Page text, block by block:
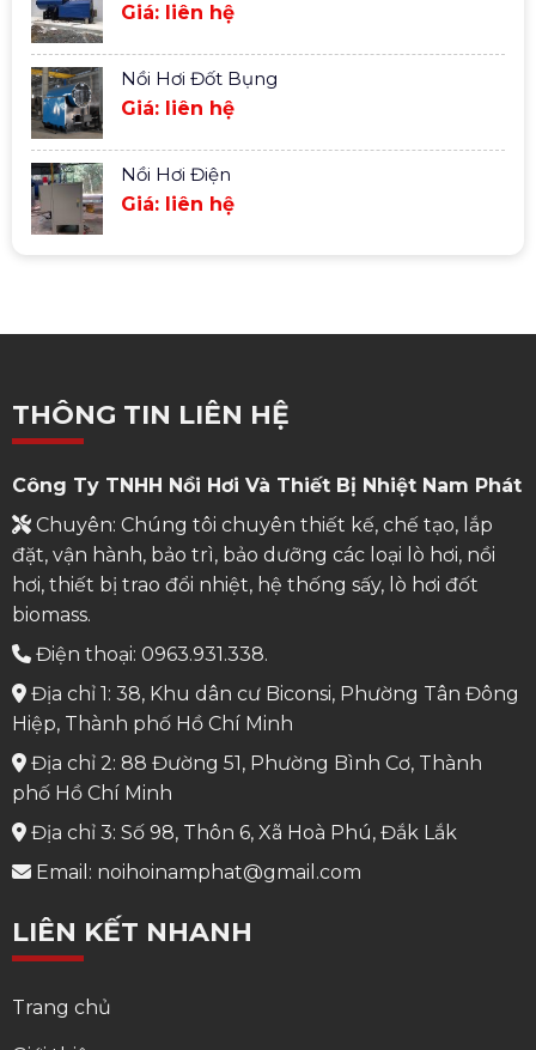
Giá: liên hệ
Nồi Hơi Đốt Bụng
Giá: liên hệ
Nồi Hơi Điện
Giá: liên hệ
THÔNG TIN LIÊN HỆ
Công Ty TNHH Nồi Hơi Và Thiết Bị Nhiệt Nam Phát
Chuyên: Chúng tôi chuyên thiết kế, chế tạo, lắp
đặt, vận hành, bảo trì, bảo dưỡng các loại lò hơi, nồi
hơi, thiết bị trao đổi nhiệt, hệ thống sấy, lò hơi đốt
biomass.
Điện thoại: 0963.931.338.
Địa chỉ 1: 38, Khu dân cư Biconsi, Phường Tân Đông
Hiệp, Thành phố Hồ Chí Minh
Địa chỉ 2: 88 Đường 51, Phường Bình Cơ, Thành
phố Hồ Chí Minh
Địa chỉ 3: Số 98, Thôn 6, Xã Hoà Phú, Đắk Lắk
Email: noihoinamphat@gmail.com
LIÊN KẾT NHANH
Trang chủ